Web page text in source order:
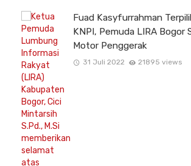
Fuad Kasyfurrahman
KNPI, Pemuda LIRA Bogor
Motor Penggerak
31 Juli 2022 21895 views